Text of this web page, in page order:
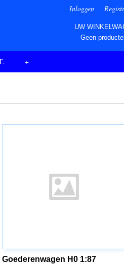
Inloggen
UW
Geen
+
Goederenwagen H0 1:87